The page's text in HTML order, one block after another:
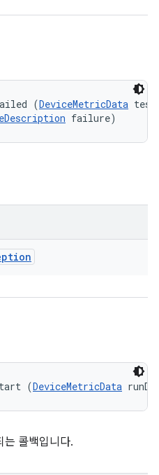
(DeviceMetricData
failure)
(DeviceMetricData
는 콜백입니다.